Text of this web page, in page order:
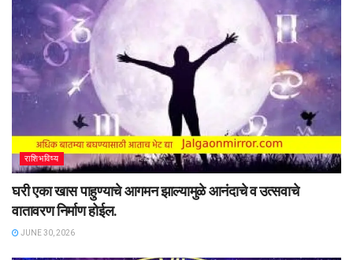
राशिभविष्य
घरी एका खास पाहुण्याचे आगमन झाल्यामुळे आनंदाचे व उत्सवाचे
वातावरण निर्माण होईल.
JUNE 30, 2026